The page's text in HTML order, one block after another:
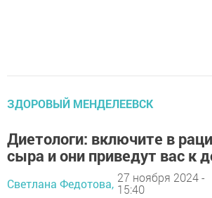
ЗДОРОВЫЙ МЕНДЕЛЕЕВСК
Диетологи: включите в
сыра и они приведут вас к
Светлана Федотова, 27 ноября 2024 -
15:40